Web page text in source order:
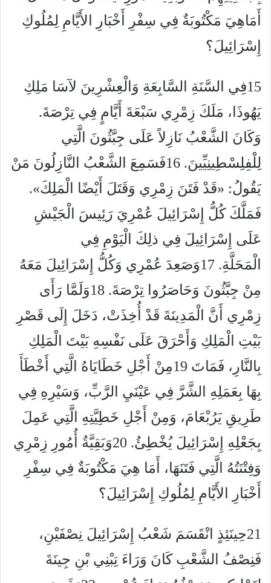
أَمَاهِيَ مَكْتُوبَةٌ فِي سِفْرِ أَخْبَارِ الأَيَّامِ لِمُلُوكِ
إِسْرَائِيلَ؟
15فِي السَّنَةِ السَّابِعَةِ وَالْعِشْرِينَ لآسَا مَلِكِ
يَهُوذَا، مَلَكَ زِمْرِي سَبْعَةَ أَيَّامٍ فِي تِرْصَةَ.
وَكَانَ الشَّعْبُ نَازِلاً عَلَى جِبَّثُونَ الَّتِي
لِلْفِلِسْطِينِيِّينَ. 16فَسَمِعَ الشَّعْبُ النَّازِلُونَ مَنْ
يَقُولُ: «قَدْ فَتَنَ زِمْرِي وَقَتَلَ أَيْضًا الْمَلِكَ».
فَمَلَّكَ كُلُّ إِسْرَائِيلَ عُمْرِيَ رَئِيسَ الْجَيْشِ
عَلَى إِسْرَائِيلَ فِي ذلِكَ الْيَوْمِ فِي
الْمَحَلَّةِ. 17وَصَعِدَ عُمْرِي وَكُلُّ إِسْرَائِيلَ مَعَهُ
مِنْ جِبَّثُونَ وَحَاصَرُوا تِرْصَةَ. 18وَلَمَّا رَأَى
زِمْرِي أَنَّ الْمَدِينَةَ قَدْ أُخِذَتْ، دَخَلَ إِلَى قَصْرِ
بَيْتِ الْمَلِكِ وَأَحْرَقَ عَلَى نَفْسِهِ بَيْتَ الْمَلِكِ
بِالنَّارِ، فَمَاتَ 19مِنْ أَجْلِ خَطَايَاهُ الَّتِي أَخْطَأَ
بِهَا بِعَمَلِهِ الشَّرَّ فِي عَيْنَيِ الرَّبِّ، وَسَيْرِهِ فِي
طَرِيقِ يَرُبْعَامَ، وَمِنْ أَجْلِ خَطِيَّتِهِ الَّتِي عَمِلَ
بِجَعْلِهِ إِسْرَائِيلَ يُخْطِئُ. 20وَبَقِيَّةُ أُمُورِ زِمْرِي
وَفِتْنَتُهُ الَّتِي فَتَنَهَا، أَمَا هِيَ مَكْتُوبَةٌ فِي سِفْرِ
أَخْبَارِ الأَيَّامِ لِمُلُوكِ إِسْرَائِيلَ؟
21حِينَئِذٍ انْقَسَمَ شَعْبُ إِسْرَائِيلَ نِصْفَيْنِ،
فَنِصْفُ الشَّعْبِ كَانَ وَرَاءَ تِبْنِي بْنِ جِينَةَ